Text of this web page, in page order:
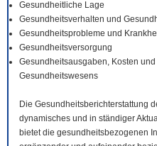
Gesundheitliche Lage
Gesundheitsverhalten und
Gesundheitsprobleme und
Gesundheitsversorgung
Gesundheitsausgaben, Kosten
Gesundheitswesens
Die Gesundheitsberichterstattung
dynamisches und in ständiger
bietet die gesundheitsbezogenen